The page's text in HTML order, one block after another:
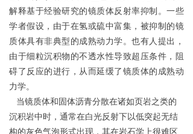
解释基于经验研究的镜质体反射率抑制。一些
学者假设，由于在氢或硫中富集，被抑制的镜
质体具有非典型的成熟动力学。也有人提出，
由于细粒沉积物的不透水性导致超压条件，阻
碍了反应的进行，从而延缓了镜质体的成熟动
力学。
当镜质体和固体沥青分散在诸如页岩之类的
沉积岩中时，通常在白光反射下以低突起无结
构的灰色气泡形式出现，其在岩石学上很难区